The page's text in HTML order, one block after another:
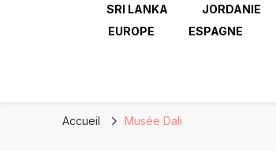
SRI LANKA
JORDANIE
EUROPE
ESPAGNE
Accueil Musée Dali